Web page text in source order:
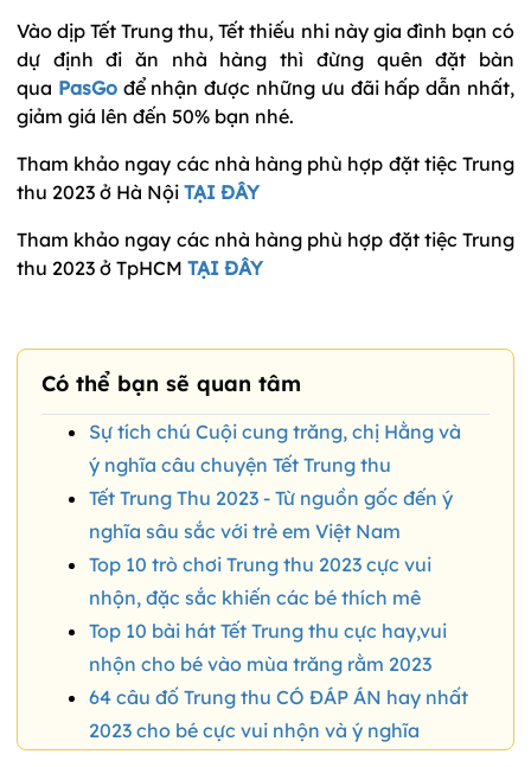
Vào dịp Tết Trung thu, Tết thiếu nhi này gia đình bạn có
dự định đi ăn nhà hàng thì đừng quên đặt bàn
qua PasGođể nhận được những ưu đãi hấp dẫn nhất,
giảm giá lên đến 50% bạn nhé.
Tham khảo ngay các nhà hàng phù hợp đặt tiệc Trung
thu 2023 ở Hà Nội TẠI ĐÂY
Tham khảo ngay các nhà hàng phù hợp đặt tiệc Trung
thu 2023 ở TpHCM TẠI ĐÂY
Có thể bạn sẽ quan tâm
Sự tích chú Cuội cung trăng, chị Hằng và
ý nghĩa câu chuyện Tết Trung thu
Tết Trung Thu 2023 - Từ nguồn gốc đến ý
nghĩa sâu sắc với trẻ em Việt Nam
Top 10 trò chơi Trung thu 2023 cực vui
nhộn, đặc sắc khiến các bé thích mê
Top 10 bài hát Tết Trung thu cực hay,vui
nhộn cho bé vào mùa trăng rằm 2023
64 câu đố Trung thu CÓ ĐÁP ÁN hay nhất
2023 cho bé cực vui nhộn và ý nghĩa